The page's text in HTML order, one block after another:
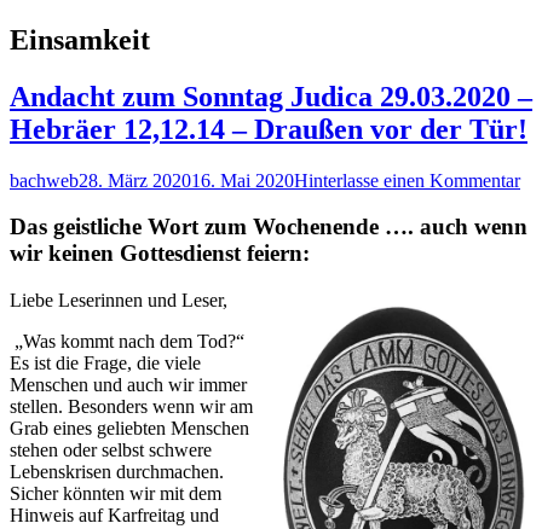
Schlagwort:
Einsamkeit
Andacht zum Sonntag Judica 29.03.2020 –
Hebräer 12,12.14 – Draußen vor der Tür!
Autor
bachwebVeröffentlicht
28. März 202016. Mai 2020Hinterlasse einen Kommentarzu
Das geistliche Wort zum Wochenende …. auch wenn
wir keinen Gottesdienst feiern:
Liebe Leserinnen und Leser,
„Was kommt nach dem Tod?“
Es ist die Frage, die viele
Menschen und auch wir immer
stellen. Besonders wenn wir am
Grab eines geliebten Menschen
stehen oder selbst schwere
Lebenskrisen durchmachen.
Sicher könnten wir mit dem
Hinweis auf Karfreitag und